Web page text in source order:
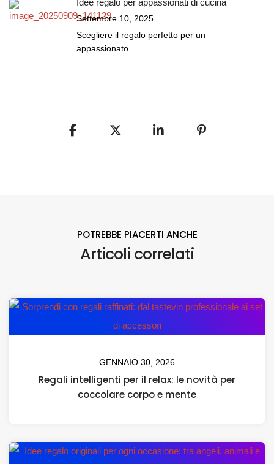
Settembre 10, 2025
Scegliere il regalo perfetto per un
appassionato...
POTREBBE PIACERTI ANCHE
Articoli correlati
GENNAIO 30, 2026
Regali intelligenti per il relax: le novità per
coccolare corpo e mente